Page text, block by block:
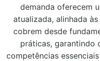
demanda oferecem
atualizada, alinhada
cobrem desde
práticas, garantindo
competências